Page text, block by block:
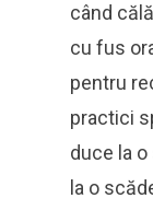
când
cu fus
pentru
practici
duce la
la o